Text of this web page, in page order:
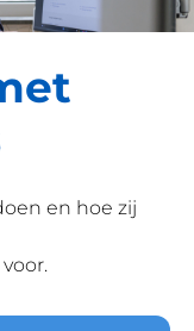
en hoe zij